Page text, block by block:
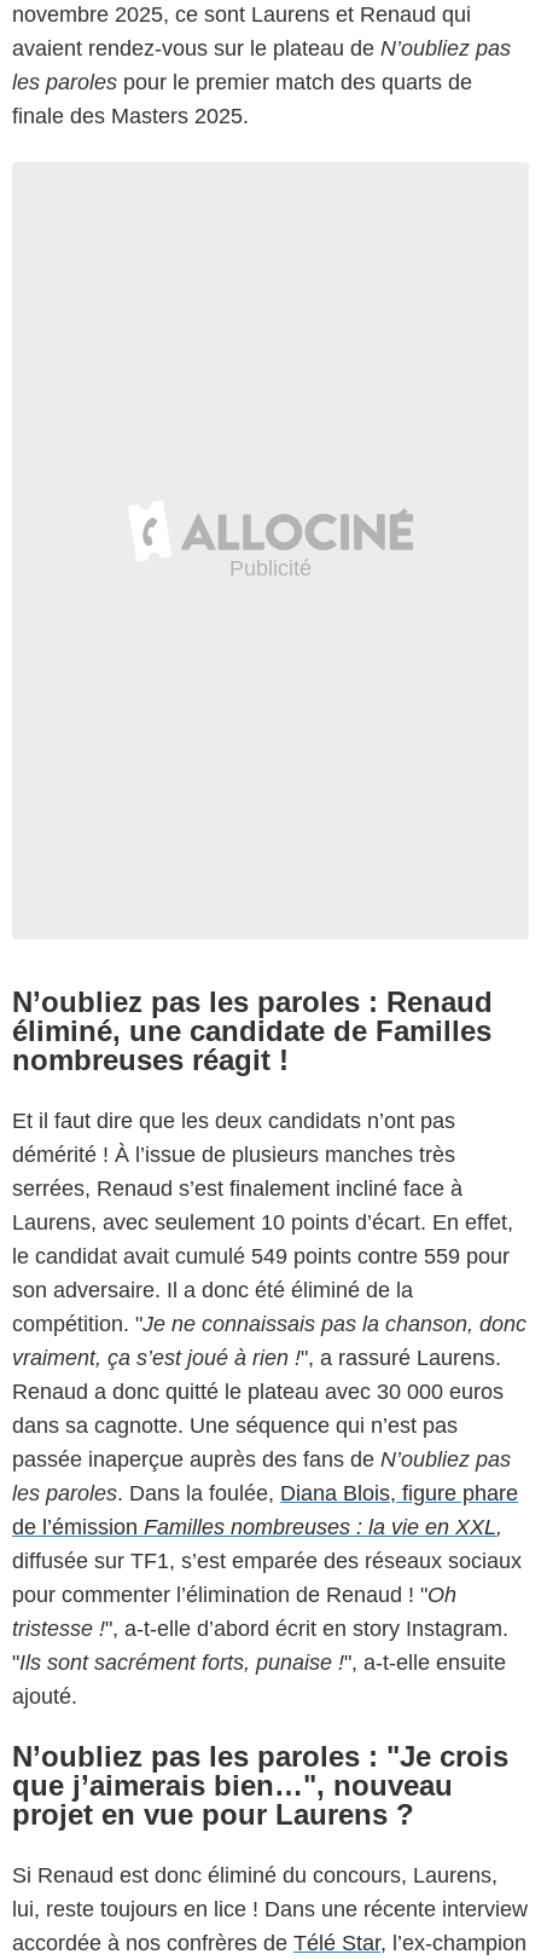
novembre 2025, ce sont Laurens et Renaud qui
avaient rendez-vous sur le plateau de N’oubliez pas
les paroles pour le premier match des quarts de
finale des Masters 2025.
N’oubliez pas les paroles : Renaud
éliminé, une candidate de Familles
nombreuses réagit !
Et il faut dire que les deux candidats n’ont pas
démérité ! À l’issue de plusieurs manches très
serrées, Renaud s’est finalement incliné face à
Laurens, avec seulement 10 points d’écart. En effet,
le candidat avait cumulé 549 points contre 559 pour
son adversaire. Il a donc été éliminé de la
compétition. "Je ne connaissais pas la chanson, donc
vraiment, ça s’est joué à rien !", a rassuré Laurens.
Renaud a donc quitté le plateau avec 30 000 euros
dans sa cagnotte. Une séquence qui n’est pas
passée inaperçue auprès des fans de N’oubliez pas
les paroles. Dans la foulée, Diana Blois, figure phare
de l’émission Familles nombreuses : la vie en XXL,
diffusée sur TF1, s’est emparée des réseaux sociaux
pour commenter l’élimination de Renaud ! "Oh
tristesse !", a-t-elle d’abord écrit en story Instagram.
"Ils sont sacrément forts, punaise !", a-t-elle ensuite
ajouté.
N’oubliez pas les paroles : "Je crois
que j’aimerais bien…", nouveau
projet en vue pour Laurens ?
Si Renaud est donc éliminé du concours, Laurens,
lui, reste toujours en lice ! Dans une récente interview
accordée à nos confrères de Télé Star, l’ex-champion